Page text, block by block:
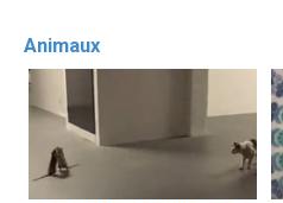
Animaux